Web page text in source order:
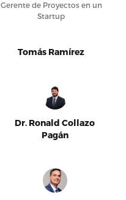
Gerente de Proyectos en un
Startup
Tomás Ramírez
Dr. Ronald Collazo
Pagán